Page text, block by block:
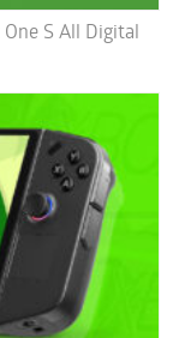
S All Digital